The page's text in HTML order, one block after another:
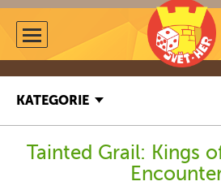
KATEGORIE
Tainted Grail: Kings